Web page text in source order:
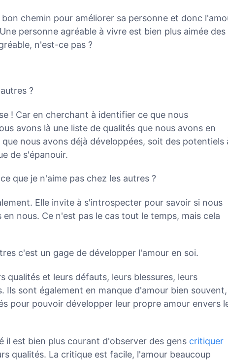
chemin pour améliorer sa personne et donc
personne agréable à vivre est bien plus aimée des
n'est-ce pas ?
?
! Car en cherchant à identifier ce que nous
avons là une liste de qualités que nous avons en
nous avons déjà développées, soit des potentiels
de s'épanouir.
que je n'aime pas chez les autres ?
Elle invite à s'introspecter pour savoir si nous
nous. Ce n'est pas le cas tout le temps, mais cela
c'est un gage de développer l'amour en soi.
qualités et leurs défauts, leurs blessures, leurs
Ils sont également en manque d'amour bien souvent,
pour pouvoir développer leur propre amour envers
il est bien plus courant d'observer des gens critiquer
qualités. La critique est facile, l'amour beaucoup